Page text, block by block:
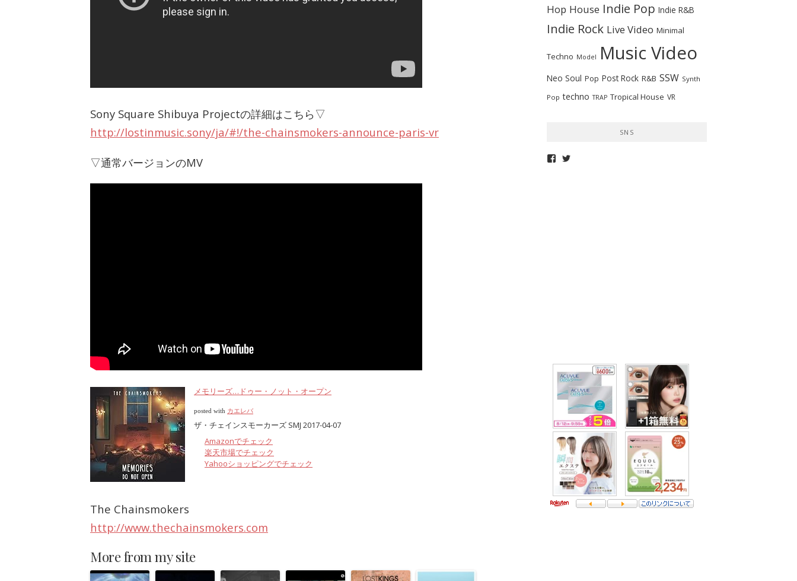
Sony Square Shibuya Projectの詳細はこちら▽
http://lostinmusic.sony/ja/#!/the-chainsmokers-announce-paris-vr
▽通常バージョンのMV
メモリーズ…ドゥー・ノット・オープン
posted with カエレバ
ザ・チェインスモーカーズ SMJ 2017-04-07
Amazonでチェック
楽天市場でチェック
Yahooショッピングでチェック
The Chainsmokers
http://www.thechainsmokers.com
More from my site
Hop House Indie Pop Indie R&B
Indie Rock Live Video Minimal
Techno Model Music Video
Neo Soul Pop Post Rock R&B SSW Synth
Pop techno TRAP Tropical House VR
SNS
telepathymagazine